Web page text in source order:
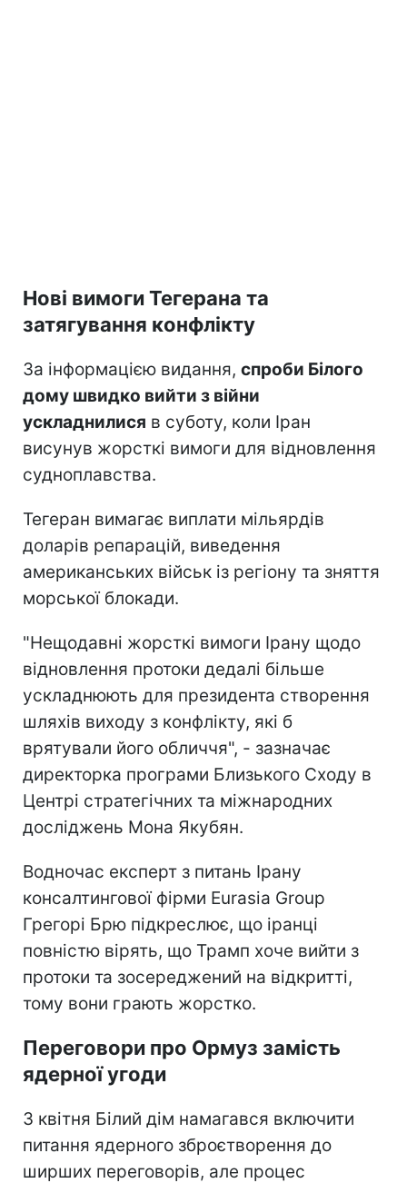
Нові вимоги Тегерана та
затягування конфлікту
За інформацією видання, спроби Білого
дому швидко вийти з війни
ускладнилися в суботу, коли Іран
висунув жорсткі вимоги для відновлення
судноплавства.
Тегеран вимагає виплати мільярдів
доларів репарацій, виведення
американських військ із регіону та зняття
морської блокади.
"Нещодавні жорсткі вимоги Ірану щодо
відновлення протоки дедалі більше
ускладнюють для президента створення
шляхів виходу з конфлікту, які б
врятували його обличчя", - зазначає
директорка програми Близького Сходу в
Центрі стратегічних та міжнародних
досліджень Мона Якубян.
Водночас експерт з питань Ірану
консалтингової фірми Eurasia Group
Грегорі Брю підкреслює, що іранці
повністю вірять, що Трамп хоче вийти з
протоки та зосереджений на відкритті,
тому вони грають жорстко.
Переговори про Ормуз замість
ядерної угоди
З квітня Білий дім намагався включити
питання ядерного зброєтворення до
ширших переговорів, але процес